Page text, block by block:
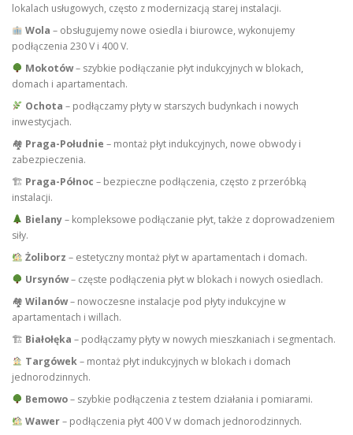
lokalach usługowych, często z modernizacją starej instalacji.
Wola – obsługujemy nowe osiedla i biurowce, wykonujemy
podłączenia 230 V i 400 V.
Mokotów– szybkie podłączanie płyt indukcyjnych w blokach,
domach i apartamentach.
Ochota – podłączamy płyty w starszych budynkach i nowych
inwestycjach.
🏘 Praga-Południe – montaż płyt indukcyjnych, nowe obwody i
zabezpieczenia.
🏗 Praga-Północ – bezpieczne podłączenia, często z przeróbką
instalacji.
Bielany– kompleksowe podłączanie płyt, także z doprowadzeniem
siły.
Żoliborz – estetyczny montaż płyt w apartamentach i domach.
Ursynów– częste podłączenia płyt w blokach i nowych osiedlach.
🏘 Wilanów– nowoczesne instalacje pod płyty indukcyjne w
apartamentach i willach.
🏗 Białołęka – podłączamy płyty w nowych mieszkaniach i segmentach.
Targówek– montaż płyt indukcyjnych w blokach i domach
jednorodzinnych.
Bemowo– szybkie podłączenia z testem działania i pomiarami.
Wawer– podłączenia płyt 400 V w domach jednorodzinnych.